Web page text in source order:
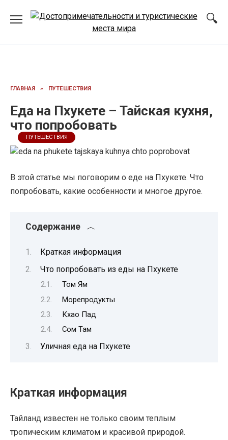
ГЛАВНАЯ » ПУТЕШЕСТВИЯ
Еда на Пхукете – Тайская кухня,
что попробовать
ПУТЕШЕСТВИЯ
В этой статье мы поговорим о еде на Пхукете. Что
попробовать, какие особенности и многое другое.
Содержание
Краткая информация
Что попробовать из еды на Пхукете
Том Ям
Морепродукты
Кхао Пад
Сом Там
Уличная еда на Пхукете
Краткая информация
Тайланд известен не только своим теплым
тропическим климатом и красивой природой.